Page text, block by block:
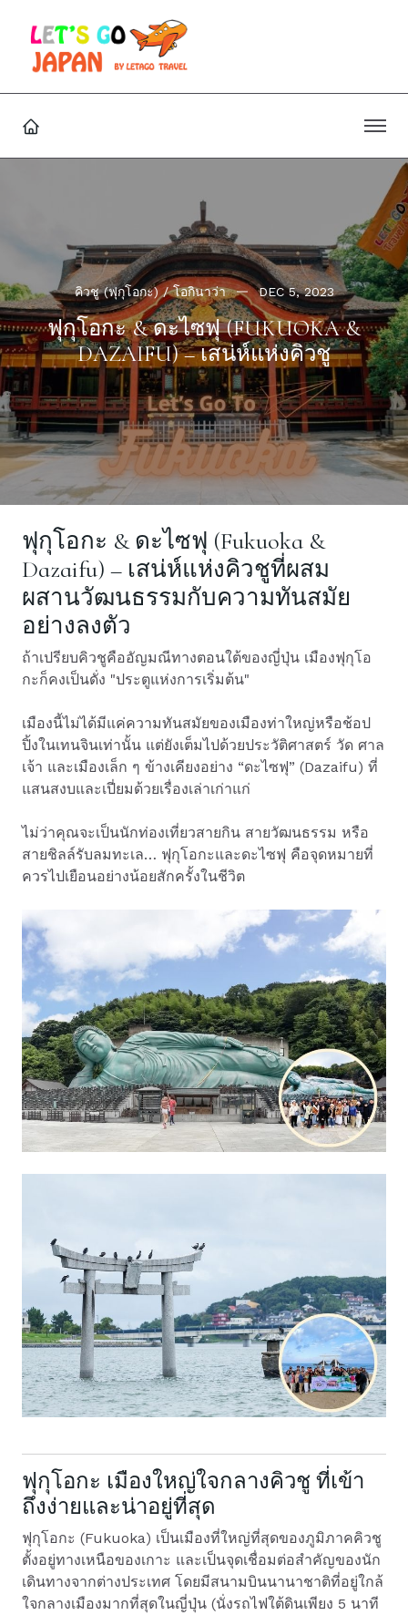
คิวชู (ฟุกุโอกะ) / โอกินาว่า DEC 5, 2023
ฟุกุโอกะ & ดะไซฟุ (FUKUOKA &
DAZAIFU) – เสน่ห์แห่งคิวชู
ฟุกุโอกะ & ดะไซฟุ (Fukuoka &
Dazaifu) – เสน่ห์แห่งคิวชูที่ผสม
ผสานวัฒนธรรมกับความทันสมัย
อย่างลงตัว
ถ้าเปรียบคิวชูคืออัญมณีทางตอนใต้ของญี่ปุ่น เมืองฟุกุโอ
กะก็คงเป็นดั่ง "ประตูแห่งการเริ่มต้น"
เมืองนี้ไม่ได้มีแค่ความทันสมัยของเมืองท่าใหญ่หรือช้อป
ปิ้งในเทนจินเท่านั้น แต่ยังเต็มไปด้วยประวัติศาสตร์ วัด ศาล
เจ้า และเมืองเล็ก ๆ ข้างเคียงอย่าง “ดะไซฟุ” (Dazaifu) ที่
แสนสงบและเปี่ยมด้วยเรื่องเล่าเก่าแก่
ไม่ว่าคุณจะเป็นนักท่องเที่ยวสายกิน สายวัฒนธรรม หรือ
สายชิลล์รับลมทะเล… ฟุกุโอกะและดะไซฟุ คือจุดหมายที่
ควรไปเยือนอย่างน้อยสักครั้งในชีวิต
ฟุกุโอกะ เมืองใหญ่ใจกลางคิวชู ที่เข้า
ถึงง่ายและน่าอยู่ที่สุด
ฟุกุโอกะ (Fukuoka) เป็นเมืองที่ใหญ่ที่สุดของภูมิภาคคิวชู
ตั้งอยู่ทางเหนือของเกาะ และเป็นจุดเชื่อมต่อสำคัญของนัก
เดินทางจากต่างประเทศ โดยมีสนามบินนานาชาติที่อยู่ใกล้
ใจกลางเมืองมากที่สุดในญี่ปุ่น (นั่งรถไฟใต้ดินเพียง 5 นาที